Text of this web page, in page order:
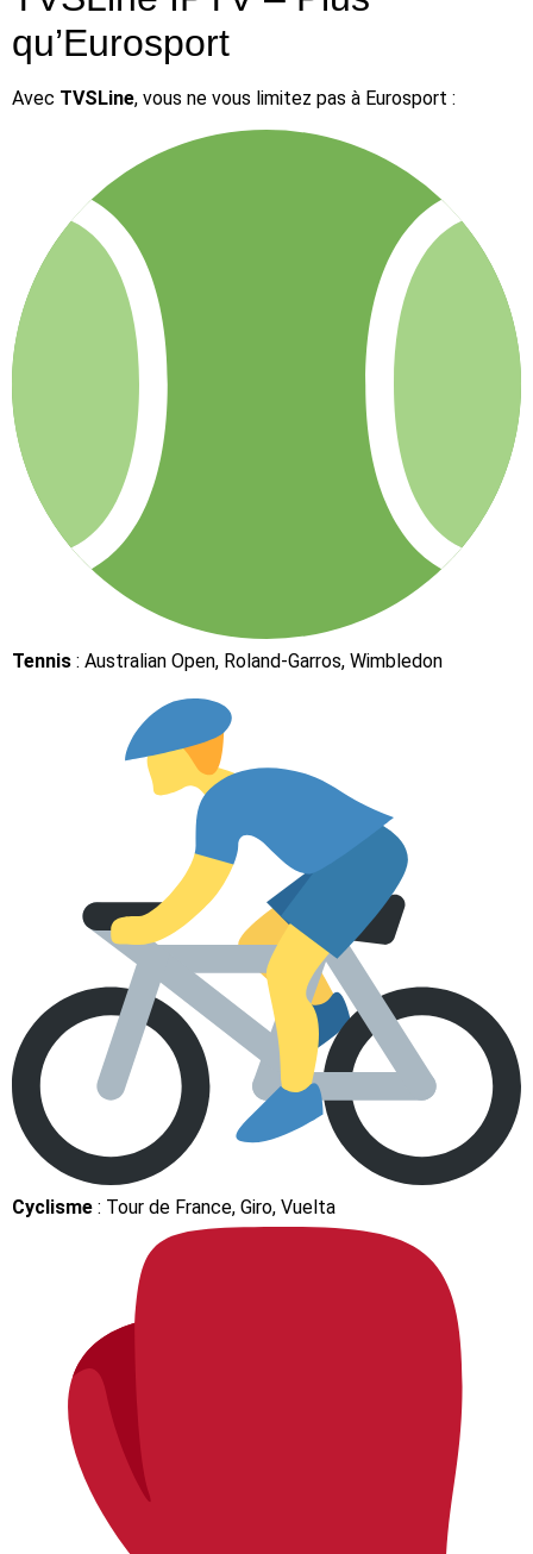
qu’Eurosport
Avec TVSLine, vous ne vous limitez pas à Eurosport :
Tennis : Australian Open, Roland-Garros, Wimbledon
Cyclisme : Tour de France, Giro, Vuelta